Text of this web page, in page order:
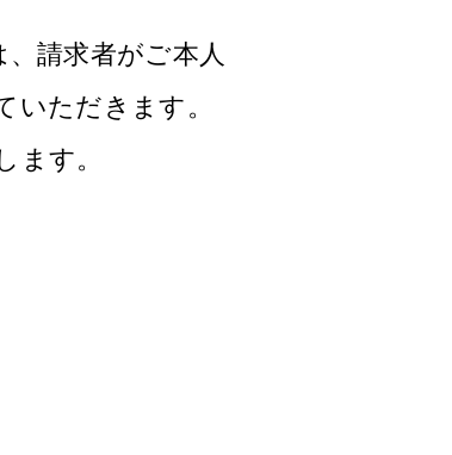
請求者がご本人
ただきます。
す。